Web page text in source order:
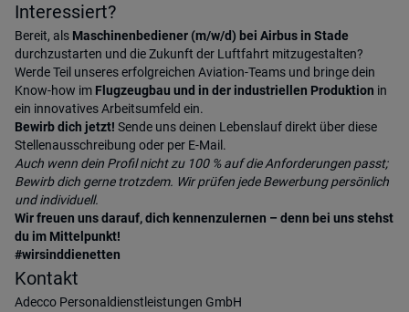
Interessiert?
Bereit, als Maschinenbediener (m/w/d) bei Airbus in Stade
durchzustarten und die Zukunft der Luftfahrt mitzugestalten?
Werde Teil unseres erfolgreichen Aviation-Teams und bringe dein
Know-how im Flugzeugbau und in der industriellen Produktion in
ein innovatives Arbeitsumfeld ein.
Bewirb dich jetzt! Sende uns deinen Lebenslauf direkt über diese
Stellenausschreibung oder per E-Mail.
Auch wenn dein Profil nicht zu 100 % auf die Anforderungen passt;
Bewirb dich gerne trotzdem. Wir prüfen jede Bewerbung persönlich
und individuell.
Wir freuen uns darauf, dich kennenzulernen – denn bei uns stehst
du im Mittelpunkt!
#wirsinddienetten
Kontakt
Adecco Personaldienstleistungen GmbH